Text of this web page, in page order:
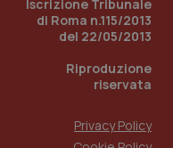
Iscrizione Tribunale
di Roma n.115/2013
del 22/05/2013
Riproduzione
riservata
Privacy Policy